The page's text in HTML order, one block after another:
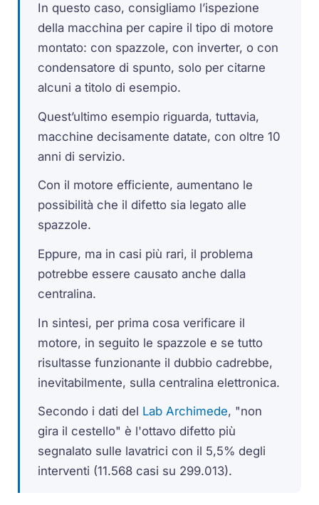
In questo caso, consigliamo l’ispezione
della macchina per capire il tipo di motore
montato: con spazzole, con inverter, o con
condensatore di spunto, solo per citarne
alcuni a titolo di esempio.
Quest’ultimo esempio riguarda, tuttavia,
macchine decisamente datate, con oltre 10
anni di servizio.
Con il motore efficiente, aumentano le
possibilità che il difetto sia legato alle
spazzole.
Eppure, ma in casi più rari, il problema
potrebbe essere causato anche dalla
centralina.
In sintesi, per prima cosa verificare il
motore, in seguito le spazzole e se tutto
risultasse funzionante il dubbio cadrebbe,
inevitabilmente, sulla centralina elettronica.
Secondo i dati del Lab Archimede, "non
gira il cestello" è l'ottavo difetto più
segnalato sulle lavatrici con il 5,5% degli
interventi (11.568 casi su 299.013).